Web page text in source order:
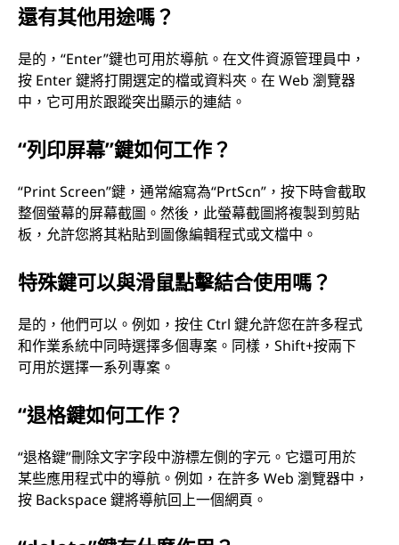
還有其他用途嗎？
是的，“Enter”鍵也可用於導航。在文件資源管理員中，
按 Enter 鍵將打開選定的檔或資料夾。在 Web 瀏覽器
中，它可用於跟蹤突出顯示的連結。
“列印屏幕”鍵如何工作？
“Print Screen”鍵，通常縮寫為“PrtScn”，按下時會截取
整個螢幕的屏幕截圖。然後，此螢幕截圖將複製到剪貼
板，允許您將其粘貼到圖像編輯程式或文檔中。
特殊鍵可以與滑鼠點擊結合使用嗎？
是的，他們可以。例如，按住 Ctrl 鍵允許您在許多程式
和作業系統中同時選擇多個專案。同樣，Shift+按兩下
可用於選擇一系列專案。
“退格鍵如何工作？
“退格鍵”刪除文字字段中游標左側的字元。它還可用於
某些應用程式中的導航。例如，在許多 Web 瀏覽器中，
按 Backspace 鍵將導航回上一個網頁。